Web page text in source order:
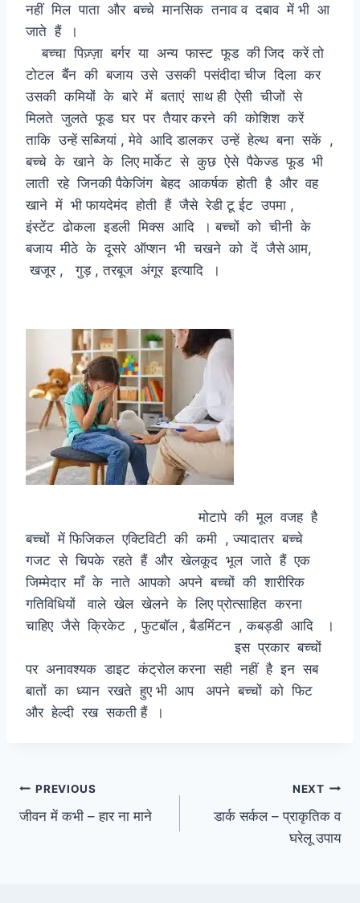
नहीं मिल पाता और बच्चे मानसिक तनाव व दबाव में भी आ
जाते हैं ।
बच्चा पिज़्ज़ा बर्गर या अन्य फास्ट फूड की जिद करें तो
टोटल बैंंन की बजाय उसे उसकी पसंदीदा चीज दिला कर
उसकी कमियों के बारे में बताएं साथ ही ऐसी चीजों से
मिलते जुलते फूड घर पर तैयार करने की कोशिश करें
ताकि उन्हें सब्जियां , मेवे आदि डालकर उन्हें हेल्थ बना सकें ,
बच्चे के खाने के लिए मार्केट से कुछ ऐसे पैकेज्ड फूड भी
लाती रहे जिनकी पैकेजिंग बेहद आकर्षक होती है और वह
खाने में भी फायदेमंद होती हैं जैसे रेडी टू ईट उपमा ,
इंस्टेंट ढोकला इडली मिक्स आदि । बच्चों को चीनी के
बजाय मीठे के दूसरे ऑप्शन भी चखने को दें जैसे आम,
खजूर , गुड़ , तरबूज अंगूर इत्यादि ।
मोटापे की मूल वजह है
बच्चों में फिजिकल एक्टिविटी की कमी , ज्यादातर बच्चे
गजट से चिपके रहते हैं और खेलकूद भूल जाते हैं एक
जिम्मेदार माँ के नाते आपको अपने बच्चों की शारीरिक
गतिविधियों वाले खेल खेलने के लिए प्रोत्साहित करना
चाहिए जैसे क्रिकेट , फुटबॉल , बैडमिंटन , कबड्डी आदि ।
इस प्रकार बच्चों
पर अनावश्यक डाइट कंट्रोल करना सही नहीं है इन सब
बातों का ध्यान रखते हुए भी आप अपने बच्चों को फिट
और हेल्दी रख सकती हैं ।
Post
navigation
PREVIOUS
जीवन में कभी – हार ना माने
NEXT
डार्क सर्कल – प्राकृतिक व
घरेलू उपाय